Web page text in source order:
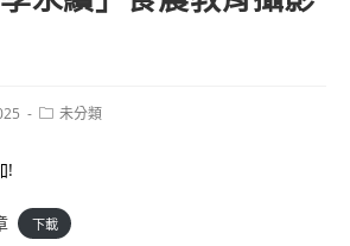
Post未分類
!
下載